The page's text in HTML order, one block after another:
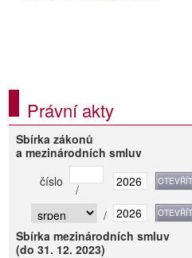
Právní akty
Sbírka zákonů
a mezinárodních smluv
číslo
/
/
Sbírka mezinárodních smluv
(do 31. 12. 2023)